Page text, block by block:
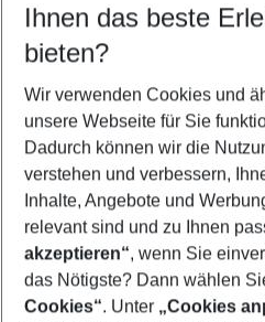
Find the perfect deal which suits
Your departure airport
Any airport
Select your date range
10/08/26–08/08/27 5-8
Who will travel
2 adults No children
Show
Ihnen das beste
bieten?
Wir verwenden Cookies und
unsere Webseite für Sie
Dadurch können wir die
verstehen und verbessern,
Inhalte, Angebote und
relevant sind und zu Ihnen
akzeptieren“, wenn Sie
das Nötigste? Dann wählen
Cookies“. Unter „Cookies